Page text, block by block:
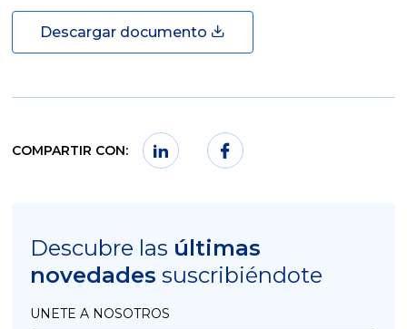
Descargar documento
COMPARTIR CON:
Descubre las últimas
novedades suscribiéndote
UNETE A NOSOTROS